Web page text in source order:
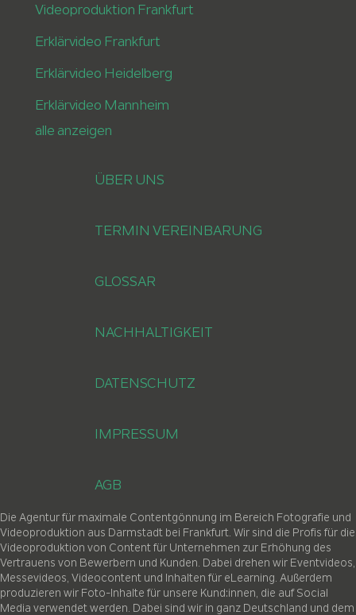
Videoproduktion Frankfurt
Erklärvideo Frankfurt
Erklärvideo Heidelberg
Erklärvideo Mannheim
alle anzeigen
ÜBER UNS
TERMIN VEREINBARUNG
GLOSSAR
NACHHALTIGKEIT
DATENSCHUTZ
IMPRESSUM
AGB
Die Agentur für maximale Contentgönnung im Bereich Fotografie und
Videoproduktion aus Darmstadt bei Frankfurt. Wir sind die Profis für die
Videoproduktion von Content für Unternehmen zur Erhöhung des
Vertrauens von Bewerbern und Kunden. Dabei drehen wir Eventvideos,
Messevideos, Videocontent und Inhalten für eLearning. Außerdem
produzieren wir Foto-Inhalte für unsere Kund:innen, die auf Social
Media verwendet werden. Dabei sind wir in ganz Deutschland und dem